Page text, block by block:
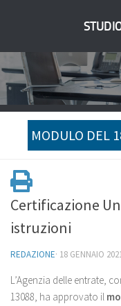
MODULO DEL
Certificazione
istruzioni
REDAZIONE· 18 GENNAIO
L’Agenzia delle entrate,
13088, ha approvato il